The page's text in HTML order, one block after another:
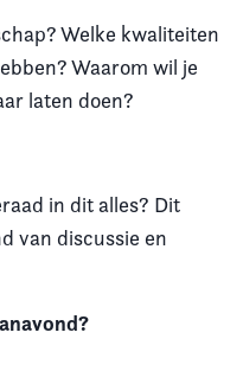
Welke kwaliteiten
Waarom wil je
laten doen?
in dit alles? Dit
van discussie en